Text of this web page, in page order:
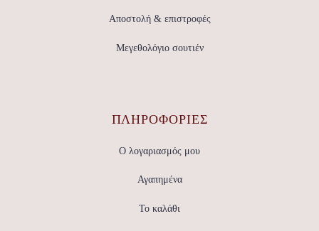
Αποστολή & επιστροφές
Μεγεθολόγιο σουτιέν
ΠΛΗΡΟΦΟΡΙΕΣ
Ο λογαριασμός μου
Αγαπημένα
Το καλάθι